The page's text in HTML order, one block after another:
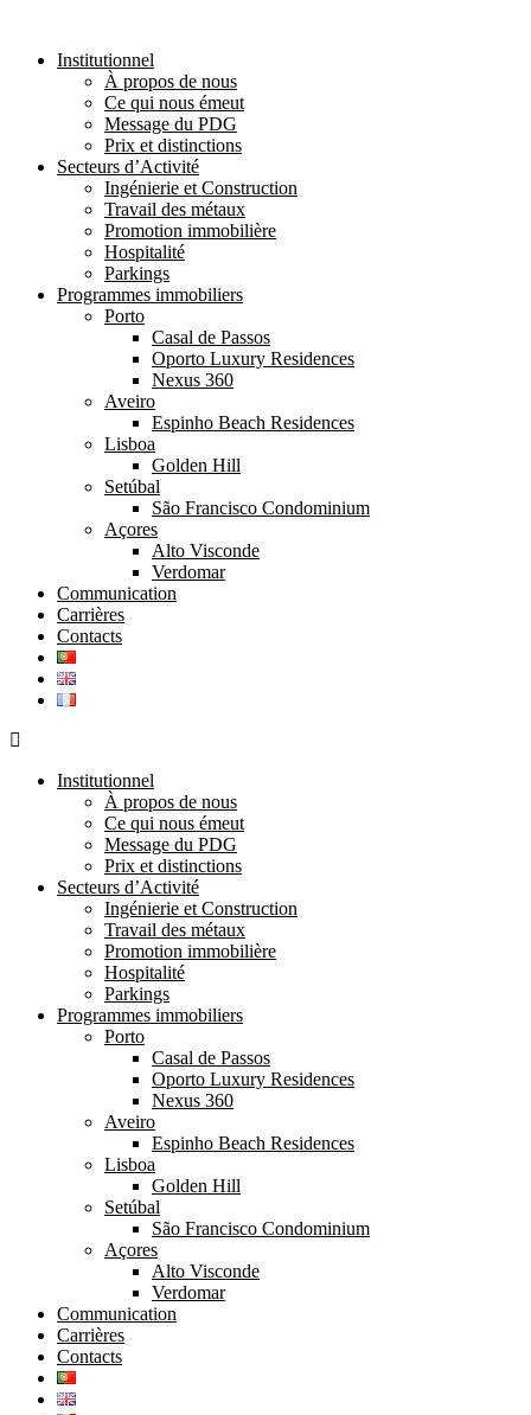
Institutionnel
À propos de nous
Ce qui nous émeut
Message du PDG
Prix et distinctions
Secteurs d’Activité
Ingénierie et Construction
Travail des métaux
Promotion immobilière
Hospitalité
Parkings
Programmes immobiliers
Porto
Casal de Passos
Oporto Luxury Residences
Nexus 360
Aveiro
Espinho Beach Residences
Lisboa
Golden Hill
Setúbal
São Francisco Condominium
Açores
Alto Visconde
Verdomar
Communication
Carrières
Contacts
Institutionnel
À propos de nous
Ce qui nous émeut
Message du PDG
Prix et distinctions
Secteurs d’Activité
Ingénierie et Construction
Travail des métaux
Promotion immobilière
Hospitalité
Parkings
Programmes immobiliers
Porto
Casal de Passos
Oporto Luxury Residences
Nexus 360
Aveiro
Espinho Beach Residences
Lisboa
Golden Hill
Setúbal
São Francisco Condominium
Açores
Alto Visconde
Verdomar
Communication
Carrières
Contacts